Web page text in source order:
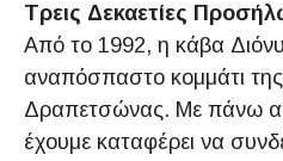
Τρεις Δεκαετίες
Από το 1992, η κάβα
αναπόσπαστο κομμάτι
Δραπετσώνας. Με πάνω
έχουμε καταφέρει να